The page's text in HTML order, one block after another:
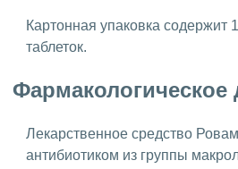
Картонная упаковка содержит
таблеток.
Фармакологическое
Лекарственное средство
антибиотиком из группы